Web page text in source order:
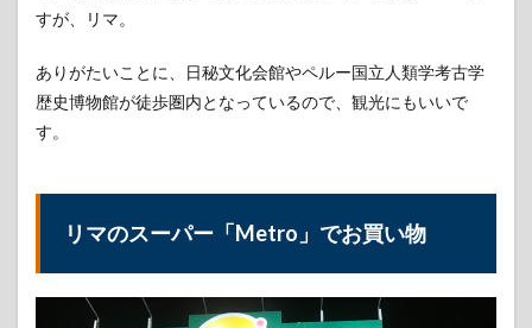
すが、リマ。
ありがたいことに、日秘文化会館やペルー国立人類学考古学
歴史博物館が徒歩圏内となっているので、観光にもいいで
す。
リマのスーパー「Metro」でお買い物